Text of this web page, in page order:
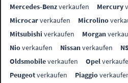
Mercedes-Benzverkaufen Mercury
Microcarverkaufen Microlino
Mitsubishi verkaufen Morgan
Nioverkaufen Nissanverkaufen
Oldsmobileverkaufen Opel
Peugeotverkaufen Piaggio